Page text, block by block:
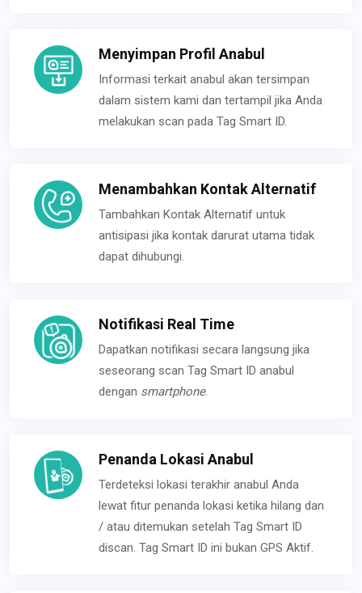
Menyimpan Profil Anabul
Informasi terkait anabul akan tersimpan
dalam sistem kami dan tertampil jika Anda
melakukan scan pada Tag Smart ID.
Menambahkan Kontak Alternatif
Tambahkan Kontak Alternatif untuk
antisipasi jika kontak darurat utama tidak
dapat dihubungi.
Notifikasi Real Time
Dapatkan notifikasi secara langsung jika
seseorang scan Tag Smart ID anabul
dengan smartphone.
Penanda Lokasi Anabul
Terdeteksi lokasi terakhir anabul Anda
lewat fitur penanda lokasi ketika hilang dan
/ atau ditemukan setelah Tag Smart ID
discan. Tag Smart ID ini bukan GPS Aktif.